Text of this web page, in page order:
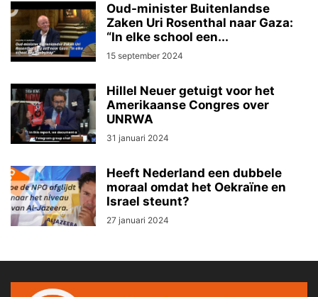
Oud-minister Buitenlandse
Zaken Uri Rosenthal naar Gaza:
“In elke school een...
15 september 2024
Hillel Neuer getuigt voor het
Amerikaanse Congres over
UNRWA
31 januari 2024
Heeft Nederland een dubbele
moraal omdat het Oekraïne en
Israel steunt?
27 januari 2024